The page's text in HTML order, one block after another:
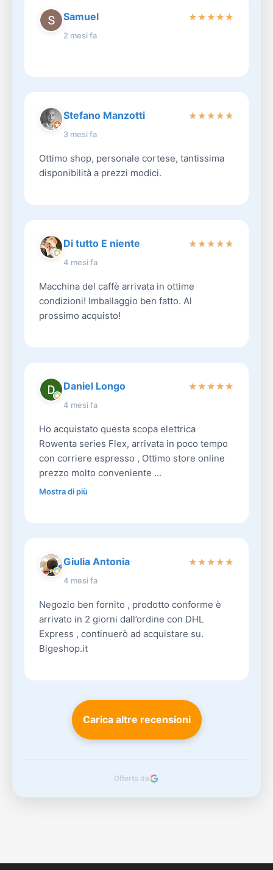
Samuel
2 mesi fa
★★★★★
Stefano Manzotti
3 mesi fa
★★★★★
Ottimo shop, personale cortese, tantissima
disponibilità a prezzi modici.
Di tutto E niente
4 mesi fa
★★★★★
Macchina del caffè arrivata in ottime
condizioni! Imballaggio ben fatto. Al
prossimo acquisto!
Daniel Longo
4 mesi fa
★★★★★
Ho acquistato questa scopa elettrica
Rowenta series Flex, arrivata in poco tempo
con corriere espresso , Ottimo store online
prezzo molto conveniente ...
Mostra di più
Giulia Antonia
4 mesi fa
★★★★★
Negozio ben fornito , prodotto conforme è
arrivato in 2 giorni dall’ordine con DHL
Express , continuerò ad acquistare su.
Bigeshop.it
Carica altre recensioni
Offerto da